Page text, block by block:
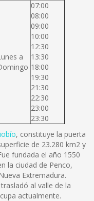
a
07:00
08:00
09:00
10:00
12:30
13:30
18:00
19:30
21:30
22:30
23:00
23:30
, constituye la puerta
de 23.280 km2 y
fundada el año 1550
la ciudad de Penco,
Extremadura.
al valle de la
actualmente.